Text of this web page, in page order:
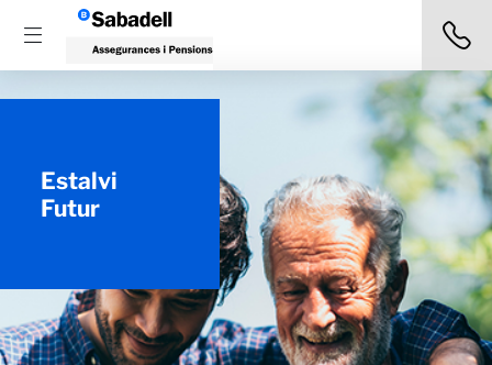
Estalvi
Futur